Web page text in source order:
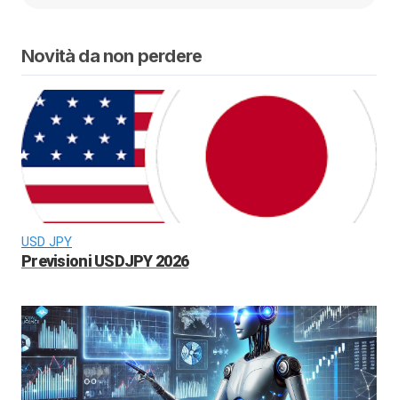
Novità da non perdere
USD JPY
Previsioni USDJPY 2026